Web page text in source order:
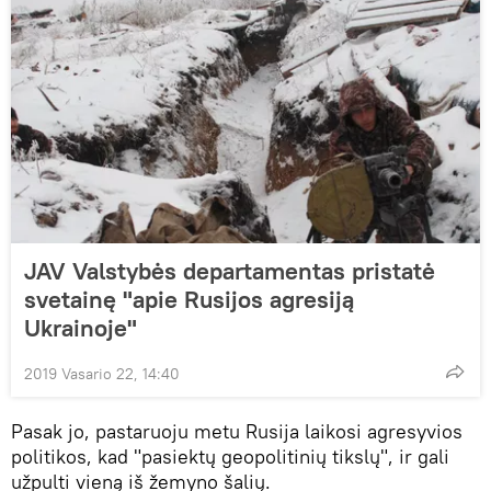
JAV Valstybės departamentas pristatė
svetainę "apie Rusijos agresiją
Ukrainoje"
2019 Vasario 22, 14:40
Pasak jo, pastaruoju metu Rusija laikosi agresyvios
politikos, kad "pasiektų geopolitinių tikslų", ir gali
užpulti vieną iš žemyno šalių.